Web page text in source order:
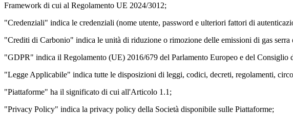
Framework di cui al Regolamento UE 2024/3012;
"Credenziali" indica le credenziali (nome utente, password e ulteriori fattori di
"Crediti di Carbonio" indica le unità di riduzione o rimozione delle emissioni di gas
"GDPR" indica il Regolamento (UE) 2016/679 del Parlamento Europeo e del Consiglio
"Legge Applicabile" indica tutte le disposizioni di leggi, codici, decreti, regolamenti,
"Piattaforme" ha il significato di cui all'Articolo 1.1;
"Privacy Policy" indica la privacy policy della Società disponibile sulle Piattaforme;